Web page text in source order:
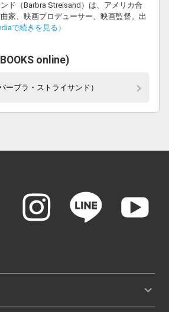
ド（Barbra Streisand）は、アメリカ合
家、映画プロデューサー、映画監督。出
で続きを見る）
online)
ーブラ・ストライサンド）